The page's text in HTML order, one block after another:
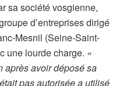
sa société vosgienne,
d’entreprises dirigé
Mesnil (Seine-Saint-
une lourde charge. «
après avoir déposé sa
pas autorisée a utilisé